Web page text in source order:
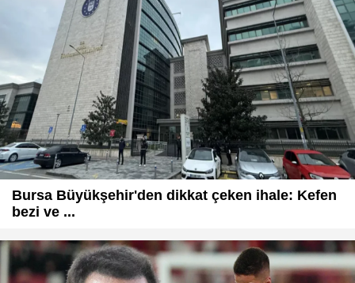
Bursa Büyükşehir'den dikkat çeken ihale: Kefen
bezi ve ...